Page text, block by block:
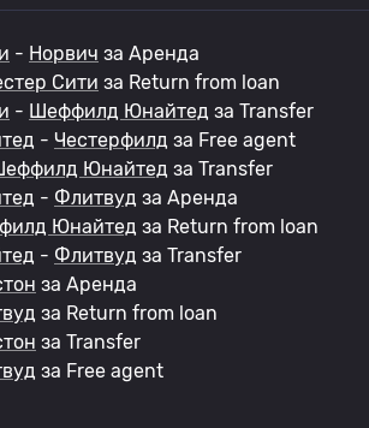
- Норвич за Аренда
Сити за Return from loan
- Шеффилд Юнайтед за Transfer
- Честерфилд за Free agent
Юнайтед за Transfer
- Флитвуд за Аренда
Юнайтед за Return from loan
- Флитвуд за Transfer
за Аренда
за Return from loan
за Transfer
за Free agent